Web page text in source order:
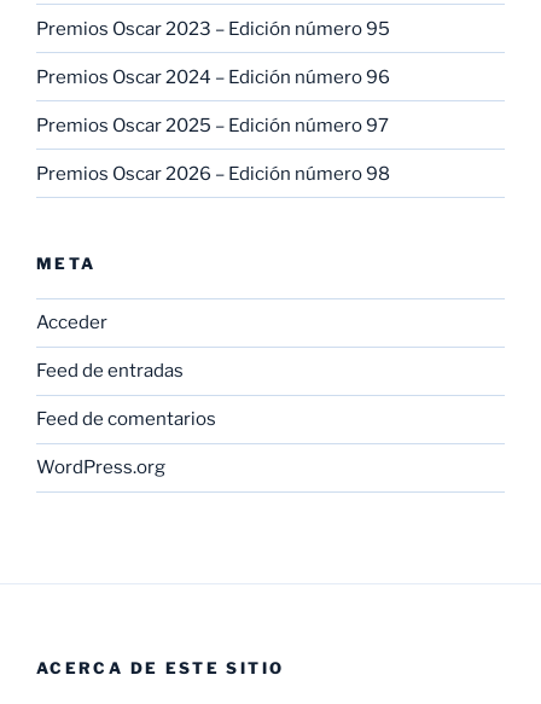
Premios Oscar 2023 – Edición número 95
Premios Oscar 2024 – Edición número 96
Premios Oscar 2025 – Edición número 97
Premios Oscar 2026 – Edición número 98
META
Acceder
Feed de entradas
Feed de comentarios
WordPress.org
ACERCA DE ESTE SITIO